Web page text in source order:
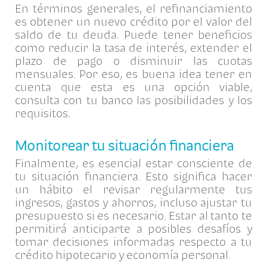
En términos generales, el refinanciamiento
es obtener un nuevo crédito por el valor del
saldo de tu deuda. Puede tener beneficios
como reducir la tasa de interés, extender el
plazo de pago o disminuir las cuotas
mensuales. Por eso, es buena idea tener en
cuenta que esta es una opción viable,
consulta con tu banco las posibilidades y los
requisitos.
Monitorear tu situación financiera
Finalmente, es esencial estar consciente de
tu situación financiera. Esto significa hacer
un hábito el revisar regularmente tus
ingresos, gastos y ahorros, incluso ajustar tu
presupuesto si es necesario. Estar al tanto te
permitirá anticiparte a posibles desafíos y
tomar decisiones informadas respecto a tu
crédito hipotecario y economía personal.